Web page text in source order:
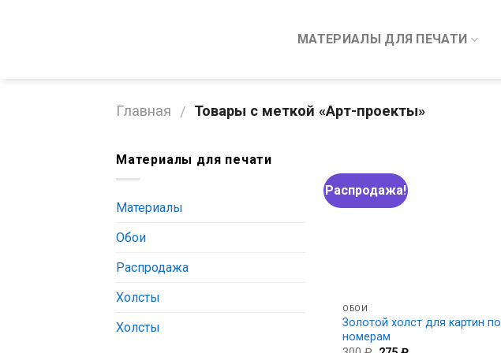
МАТЕРИАЛЫ ДЛЯ ПЕЧАТИ
Главная / Товары с меткой «Арт-проекты»
Материалы для печати
Материалы
Обои
Распродажа
Холсты
Холсты
Распродажа!
ОБОИ
Золотой холст для картин по
номерам